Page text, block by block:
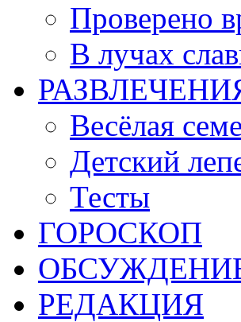
Проверено
В лучах
Весёлая
Детский
Тесты
ГОРОСКОП
РЕДАКЦИЯ